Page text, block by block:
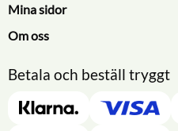
Mina sidor
Om oss
Betala och beställ tryggt